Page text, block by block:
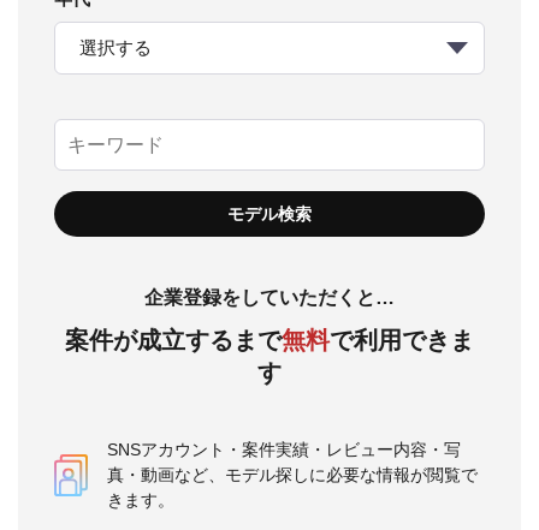
選択する
企業登録をしていただくと…
案件が成立するまで無料で利用できま
す
SNSアカウント・案件実績・レビュー内容・写
真・動画など、モデル探しに必要な情報が閲覧で
きます。